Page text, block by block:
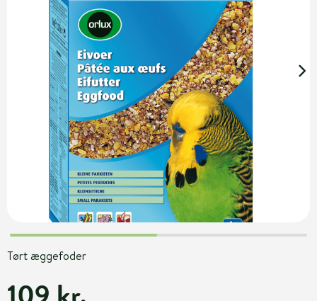
Tørt æggefoder